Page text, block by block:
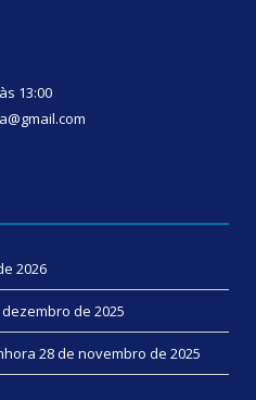
13:00
2026
dezembro de 2025
28 de novembro de 2025